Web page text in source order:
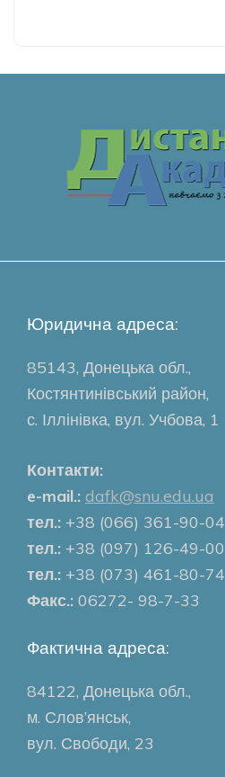
Юридична адреса:
85143, Донецька обл.,
Костянтинівський район,
с. Іллінівка, вул. Учбова, 1
Контакти:
e-mail.: dafk@snu.edu.ua
тел.: +38 (066) 361-90-04
тел.: +38 (097) 126-49-00
тел.: +38 (073) 461-80-74
Факс.: 06272- 98-7-33
Фактична адреса:
84122, Донецька обл.,
м. Слов’янськ,
вул. Свободи, 23